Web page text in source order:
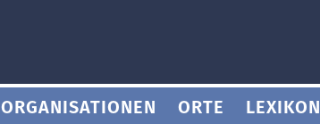
ORGANISATIONEN ORTE LEXIKON